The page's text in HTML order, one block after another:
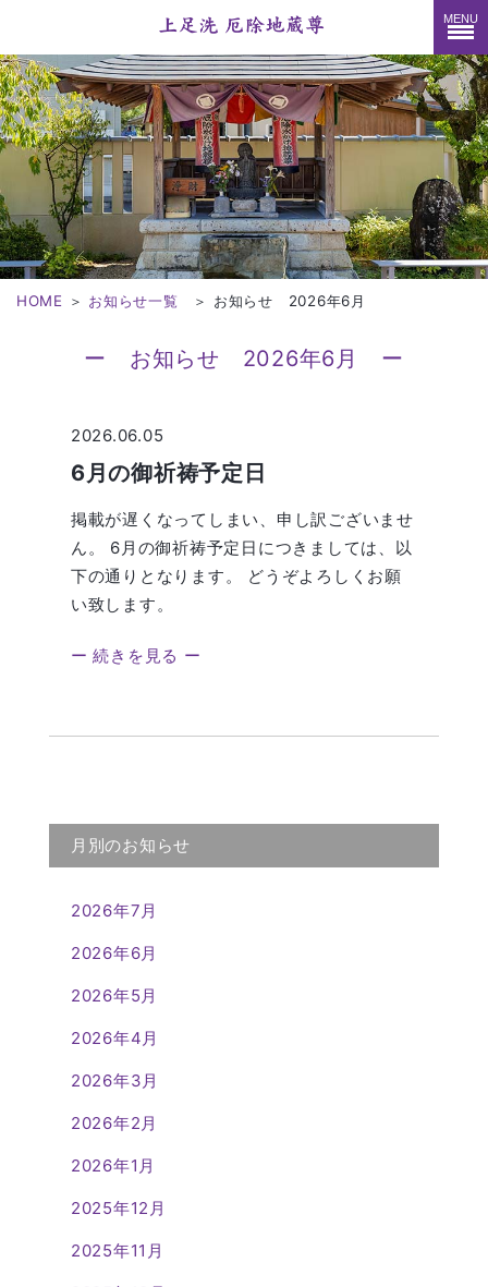
MENU
HOME ＞ お知らせ一覧 ＞ お知らせ 2026年6月
ー お知らせ 2026年6月 ー
2026.06.05
6月の御祈祷予定日
掲載が遅くなってしまい、申し訳ございませ
ん。 6月の御祈祷予定日につきましては、以
下の通りとなります。 どうぞよろしくお願
い致します。
ー 続きを見る ー
月別のお知らせ
2026年7月
2026年6月
2026年5月
2026年4月
2026年3月
2026年2月
2026年1月
2025年12月
2025年11月